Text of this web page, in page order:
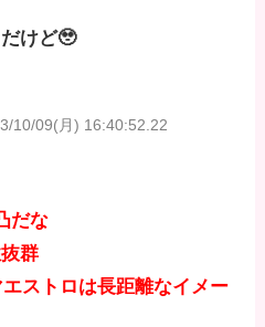
けど🥹
10/09(月) 16:40:52.22
だな
群
ストロは長距離なイメー